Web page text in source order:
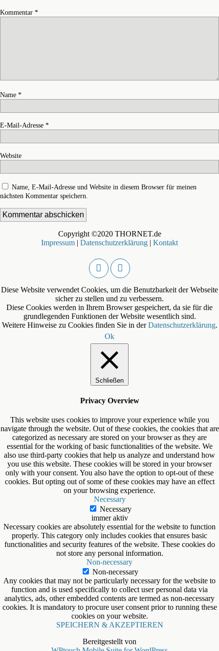
Kommentar *
Name *
E-Mail-Adresse *
Website
Name, E-Mail-Adresse und Website in diesem Browser für meinen
nächsten Kommentar speichern.
Copyright ©2020 THORNET.de
Impressum | Datenschutzerklärung | Kontakt
Diese Website verwendet Cookies, um die Benutzbarkeit der Webseite
sicher zu stellen und zu verbessern.
Diese Cookies werden in Ihrem Browser gespeichert, da sie für die
grundlegenden Funktionen der Website wesentlich sind.
Weitere Hinweise zu Cookies finden Sie in derDatenschutzerklärung.
Ok
Schließen
Privacy Overview
This website uses cookies to improve your experience while you
navigate through the website. Out of these cookies, the cookies that are
categorized as necessary are stored on your browser as they are
essential for the working of basic functionalities of the website. We
also use third-party cookies that help us analyze and understand how
you use this website. These cookies will be stored in your browser
only with your consent. You also have the option to opt-out of these
cookies. But opting out of some of these cookies may have an effect
on your browsing experience.
Necessary
Necessary
immer aktiv
Necessary cookies are absolutely essential for the website to function
properly. This category only includes cookies that ensures basic
functionalities and security features of the website. These cookies do
not store any personal information.
Non-necessary
Non-necessary
Any cookies that may not be particularly necessary for the website to
function and is used specifically to collect user personal data via
analytics, ads, other embedded contents are termed as non-necessary
cookies. It is mandatory to procure user consent prior to running these
cookies on your website.
SPEICHERN & AKZEPTIEREN
Bereitgestellt von